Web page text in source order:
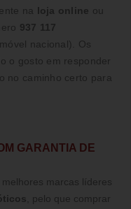
na loja online ou
937 117
nacional)
. Os
o gosto em responder
no caminho certo para
GARANTIA DE
marcas líderes
, pelo que comprar